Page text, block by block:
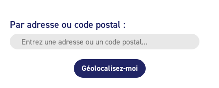
Par adresse ou code postal :
Géolocalisez-moi